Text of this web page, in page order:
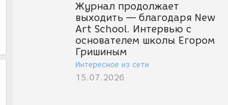
Журнал продолжает
выходить — благодаря New
Art School. Интервью с
основателем школы Егором
Гришиным
Интересное из сети
15.07.2026